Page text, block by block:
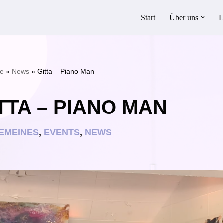
Start Über uns
» News » Gitta – Piano Man
– PIANO MAN
, EVENTS, NEWS